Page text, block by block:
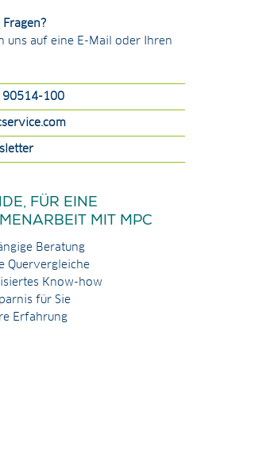
Fragen?
uns auf eine E-Mail oder Ihren
90514-100
FÜR EINE
MIT MPC
Beratung
Quervergleiche
Know-how
für Sie
Erfahrung